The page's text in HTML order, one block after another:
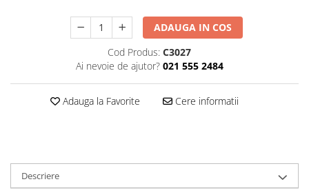
Produse incontinenta
Sare de baie
ADAUGA IN COS
Cod Produs: C3027
Ai nevoie de ajutor? 021 555 2484
Adauga la Favorite Cere informatii
Descriere